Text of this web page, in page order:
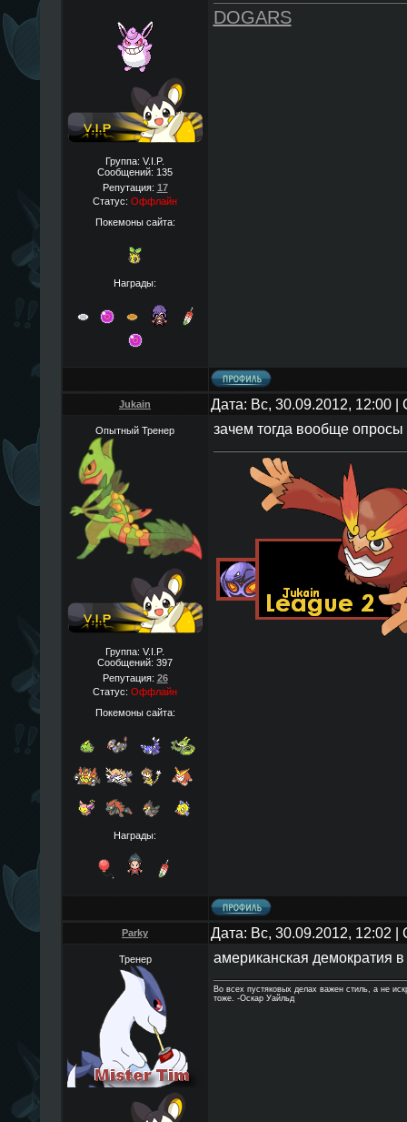
Группа: V.I.P.
Сообщений: 135
Репутация: 17
Статус: Оффлайн
Покемоны сайта:
Награды:
DOGARS
Jukain Дата: Вс, 30.09.2012, 12:00
Опытный Тренер
Группа: V.I.P.
Сообщений: 397
Репутация: 26
Статус: Оффлайн
Покемоны сайта:
Награды:
зачем тогда вообще
Parky Дата: Вс, 30.09.2012, 12:02
Тренер американская демократия
Во всех пустяковых делах важен стиль, а не
тоже. -Оскар Уайльд